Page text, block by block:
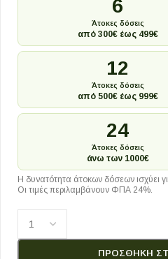
6
Άτοκες δόσεις
από 300€ έως 499€
12
Άτοκες δόσεις
από 500€ έως 999€
24
Άτοκες δόσεις
άνω των 1000€
Η δυνατότητα άτοκων δόσεων ισχύει
Οι τιμές περιλαμβάνουν ΦΠΑ 24%.
ΠΡΟΣΘΉΚΗ